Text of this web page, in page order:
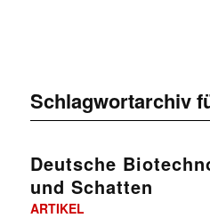
Schlagwortarchiv
Deutsche
und Schatten
ARTIKEL